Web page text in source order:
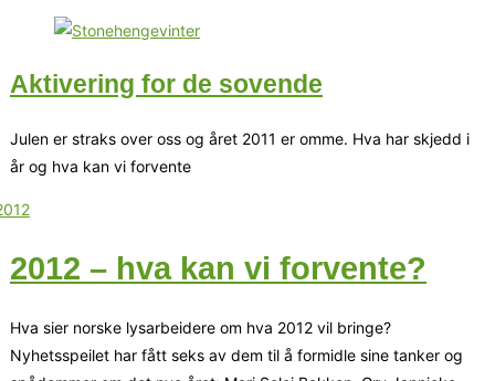
Aktivering for de sovende
Julen er straks over oss og året 2011 er omme. Hva har skjedd i
år og hva kan vi forvente
2012 – hva kan vi forvente?
Hva sier norske lysarbeidere om hva 2012 vil bringe?
Nyhetsspeilet har fått seks av dem til å formidle sine tanker og